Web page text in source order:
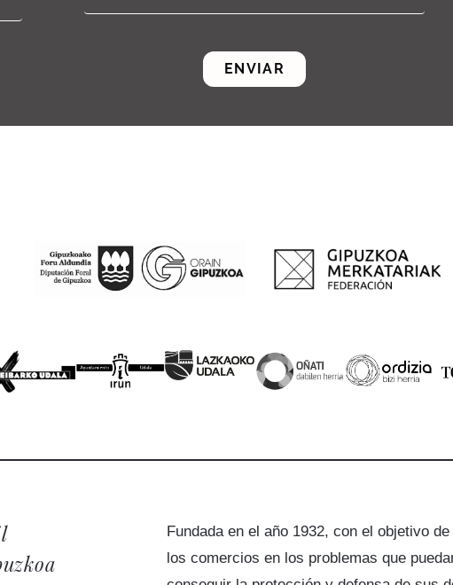
ENVIAR
Fundada en el año 1932, con el objetivo
los comercios en los problemas que